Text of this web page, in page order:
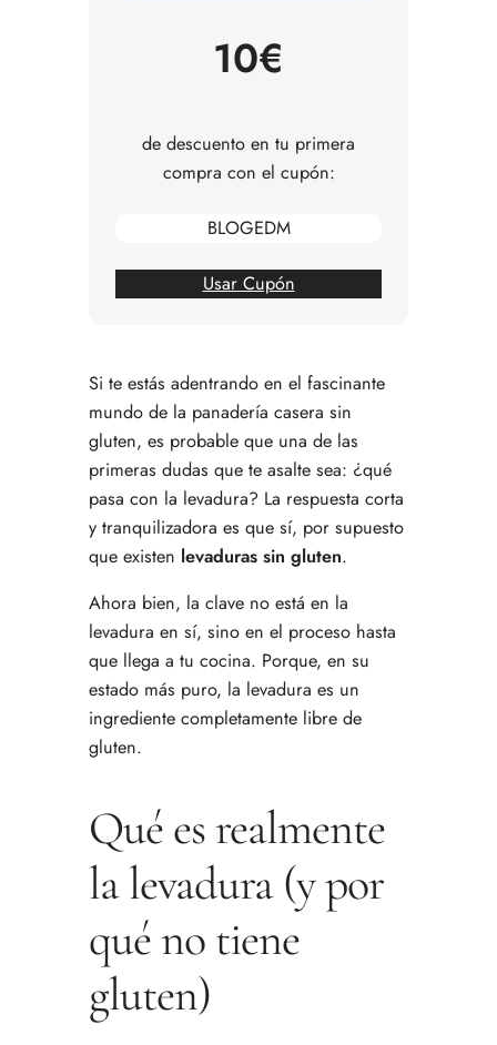
Resolvemos tus dudas sobre la levadura sin
gluten
10€
de descuento en tu primera
compra con el cupón:
BLOGEDM
Usar Cupón
Si te estás adentrando en el fascinante
mundo de la panadería casera sin
gluten, es probable que una de las
primeras dudas que te asalte sea: ¿qué
pasa con la levadura? La respuesta corta
y tranquilizadora es que sí, por supuesto
que existen levaduras sin gluten.
Ahora bien, la clave no está en la
levadura en sí, sino en el proceso hasta
que llega a tu cocina. Porque, en su
estado más puro, la levadura es un
ingrediente completamente libre de
gluten.
Qué es realmente
la levadura (y por
qué no tiene
gluten)